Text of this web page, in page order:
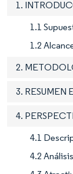
1.
1.1
1.2
2.
3. RESUMEN
4.
4.1
4.2